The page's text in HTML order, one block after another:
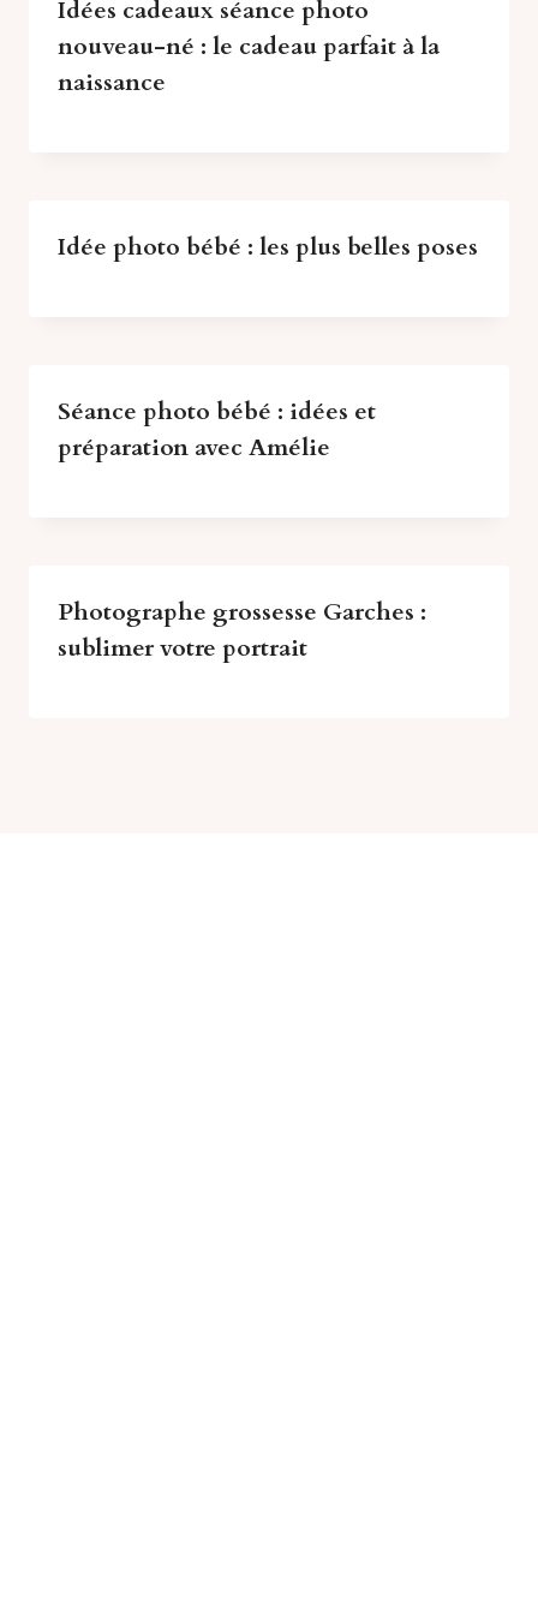
presque autant qu’un flou de mouvement.
Idées cadeaux séance photo
nouveau-né : le cadeau parfait à la
naissance
Idée photo bébé : les plus belles poses
Séance photo bébé : idées et
préparation avec Amélie
Photographe grossesse Garches :
sublimer votre portrait